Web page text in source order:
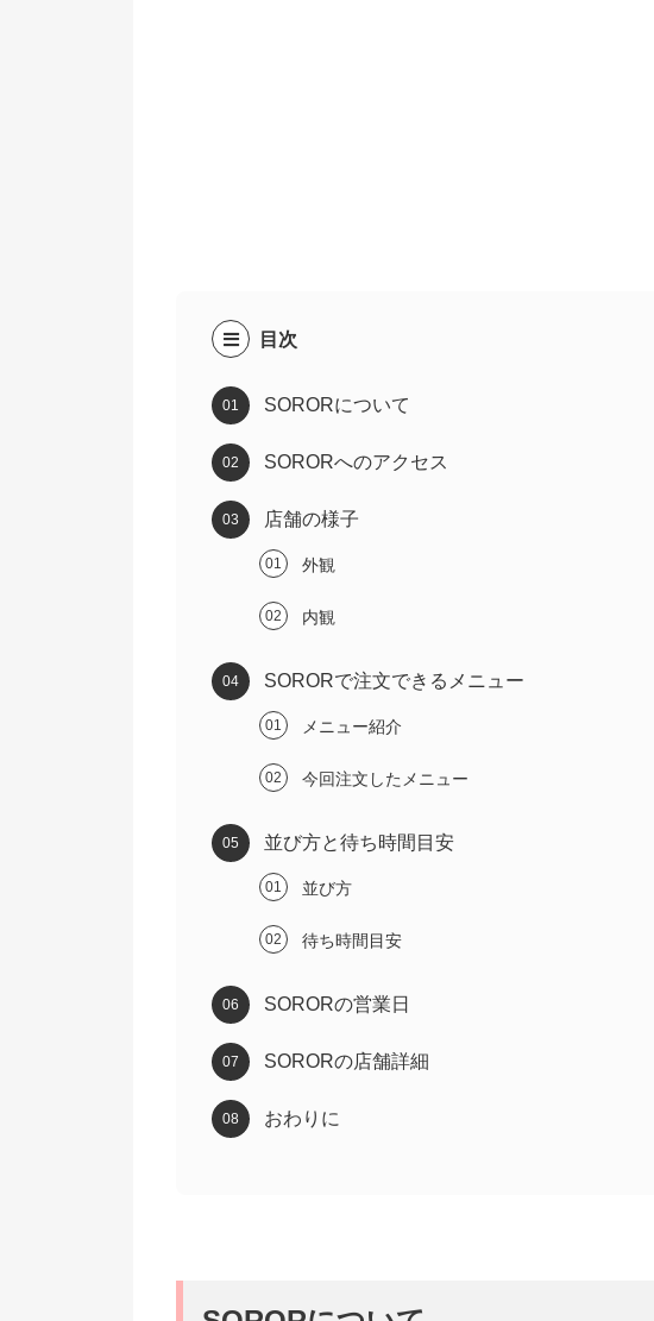
目次
SORORについて
SORORへのアクセス
店舗の様子
外観
内観
SORORで注文できるメニュー
メニュー紹介
今回注文したメニュー
並び方と待ち時間目安
並び方
待ち時間目安
SORORの営業日
SORORの店舗詳細
おわりに